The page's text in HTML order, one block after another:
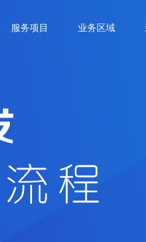
服务项目 业务区域